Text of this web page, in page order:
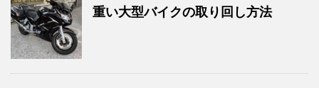
重い大型バイクの取り回し方法